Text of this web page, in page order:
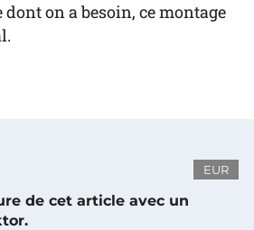
dont on a besoin, ce montage
EUR
de cet article avec un